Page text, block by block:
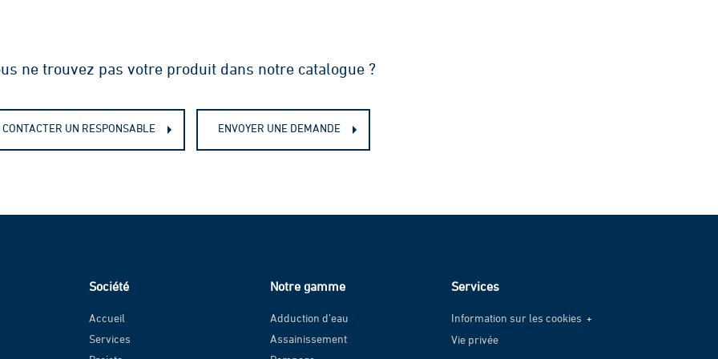
ne trouvez pas votre produit dans notre catalogue ?
CONTACTER UN RESPONSABLE ENVOYER UNE DEMANDE
Société
Accueil
Services
Notre gamme
Adduction d’eau
Assainissement
Services
Information sur les cookies
Information sur les cookies
Vie privée